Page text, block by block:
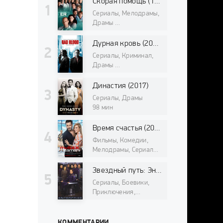
Сериалы, Мелодрамы,
Драмы
Дурная кровь (2017)
Сериалы, Криминал,
Драмы
Династия (2017)
Сериалы, Драмы
98 мин
Время счастья (2017)
Фильмы, Комедии,
Мелодрамы, Сериалы
Звездный путь: Энтерпрайз (2001)
Сериалы, Боевики,
Приключения,
98 мин